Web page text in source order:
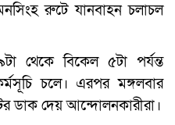
রুটে যানবাহন চলাচল
থেকে বিকেল ৫টা পর্যন্ত
চলে। এরপর মঙ্গলবার
ডাক দেয় আন্দোলনকারীরা।